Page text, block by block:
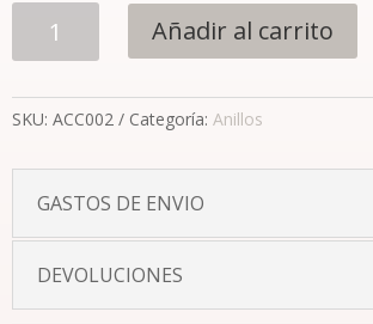
contemporáneo
cantidad
Añadir al carrito
SKU: ACC002 Categoría: Anillos
GASTOS DE ENVIO
DEVOLUCIONES